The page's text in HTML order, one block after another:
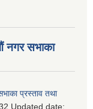
नगर सभाका
प्रस्ताव तथा
Updated date: